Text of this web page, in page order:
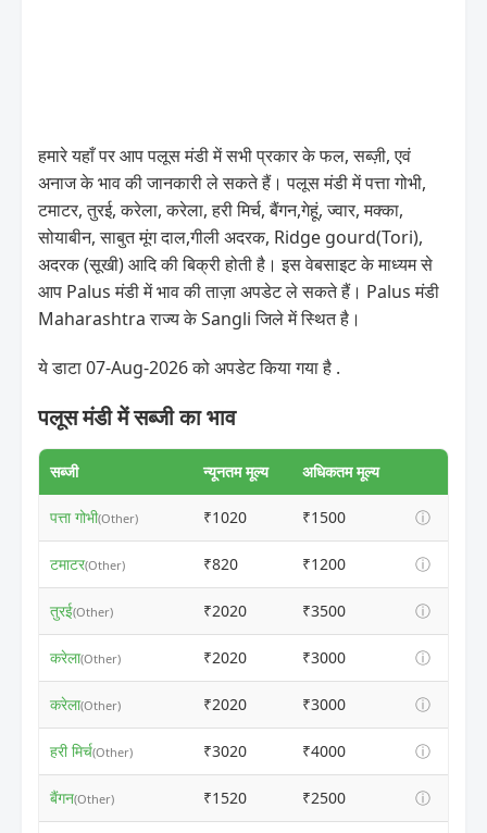
हमारे यहाँ पर आप पलूस मंडी में सभी प्रकार के फल, सब्ज़ी, एवं
अनाज के भाव की जानकारी ले सकते हैं। पलूस मंडी में पत्ता गोभी,
टमाटर, तुरई, करेला, करेला, हरी मिर्च, बैंगन,गेहूं, ज्वार, मक्का,
सोयाबीन, साबुत मूंग दाल,गीली अदरक, Ridge gourd(Tori),
अदरक (सूखी) आदि की बिक्री होती है। इस वेबसाइट के माध्यम से
आप Palus मंडी में भाव की ताज़ा अपडेट ले सकते हैं। Palus मंडी
Maharashtra राज्य के Sangli जिले में स्थित है।
ये डाटा 07-Aug-2026 को अपडेट किया गया है .
पलूस मंडी में सब्जी का भाव
सब्जी न्यूनतम मूल्य अधिकतम मूल्य
पत्ता गोभी(Other) ₹1020 ₹1500 ⓘ
टमाटर(Other) ₹820 ₹1200 ⓘ
तुरई(Other) ₹2020 ₹3500 ⓘ
करेला(Other) ₹2020 ₹3000 ⓘ
करेला(Other) ₹2020 ₹3000 ⓘ
हरी मिर्च(Other) ₹3020 ₹4000 ⓘ
बैंगन(Other) ₹1520 ₹2500 ⓘ